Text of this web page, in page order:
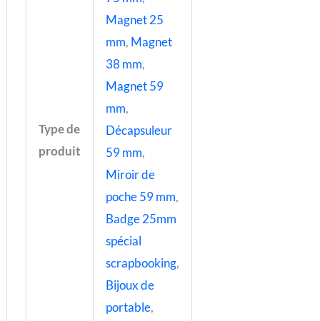
Type de
produit
Magnet 25
mm, Magnet
38 mm,
Magnet 59
mm,
Décapsuleur
59 mm,
Miroir de
poche 59 mm,
Badge 25mm
spécial
scrapbooking,
Bijoux de
portable,